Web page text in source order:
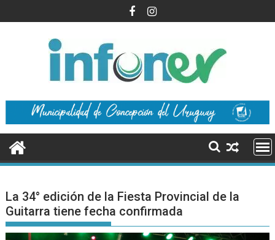
al
La 34° edición de la Fiesta Provincial de la
Guitarra tiene fecha confirmada